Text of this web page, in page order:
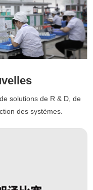
solutions de R & D, de
des systèmes.